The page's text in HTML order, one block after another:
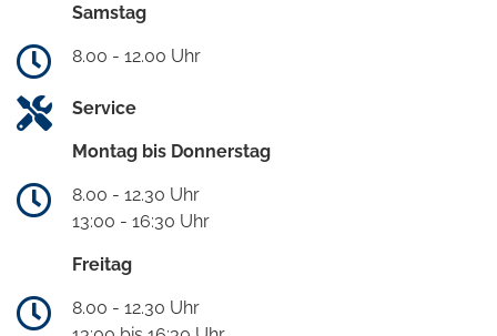
Samstag
8.00 - 12.00 Uhr
Service
Montag bis Donnerstag
8.00 - 12.30 Uhr
13:00 - 16:30 Uhr
Freitag
8.00 - 12.30 Uhr